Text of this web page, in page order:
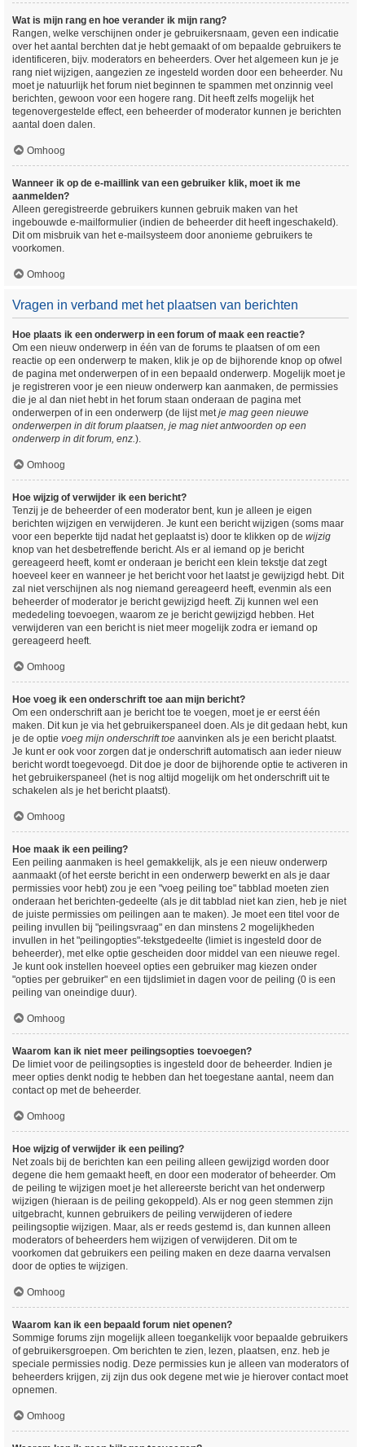
Wat is mijn rang en hoe verander ik mijn rang?
Rangen, welke verschijnen onder je gebruikersnaam, geven een indicatie
over het aantal berchten dat je hebt gemaakt of om bepaalde gebruikers te
identificeren, bijv. moderators en beheerders. Over het algemeen kun je je
rang niet wijzigen, aangezien ze ingesteld worden door een beheerder. Nu
moet je natuurlijk het forum niet beginnen te spammen met onzinnig veel
berichten, gewoon voor een hogere rang. Dit heeft zelfs mogelijk het
tegenovergestelde effect, een beheerder of moderator kunnen je berichten
aantal doen dalen.
Omhoog
Wanneer ik op de e-maillink van een gebruiker klik, moet ik me
aanmelden?
Alleen geregistreerde gebruikers kunnen gebruik maken van het
ingebouwde e-mailformulier (indien de beheerder dit heeft ingeschakeld).
Dit om misbruik van het e-mailsysteem door anonieme gebruikers te
voorkomen.
Omhoog
Vragen in verband met het plaatsen van berichten
Hoe plaats ik een onderwerp in een forum of maak een reactie?
Om een nieuw onderwerp in één van de forums te plaatsen of om een
reactie op een onderwerp te maken, klik je op de bijhorende knop op ofwel
de pagina met onderwerpen of in een bepaald onderwerp. Mogelijk moet je
je registreren voor je een nieuw onderwerp kan aanmaken, de permissies
die je al dan niet hebt in het forum staan onderaan de pagina met
onderwerpen of in een onderwerp (de lijst metje mag geen nieuwe
onderwerpen in dit forum plaatsen, je mag niet antwoorden op een
onderwerp in dit forum, enz.).
Omhoog
Hoe wijzig of verwijder ik een bericht?
Tenzij je de beheerder of een moderator bent, kun je alleen je eigen
berichten wijzigen en verwijderen. Je kunt een bericht wijzigen (soms maar
voor een beperkte tijd nadat het geplaatst is) door te klikken op de wijzig
knop van het desbetreffende bericht. Als er al iemand op je bericht
gereageerd heeft, komt er onderaan je bericht een klein tekstje dat zegt
hoeveel keer en wanneer je het bericht voor het laatst je gewijzigd hebt. Dit
zal niet verschijnen als nog niemand gereageerd heeft, evenmin als een
beheerder of moderator je bericht gewijzigd heeft. Zij kunnen wel een
mededeling toevoegen, waarom ze je bericht gewijzigd hebben. Het
verwijderen van een bericht is niet meer mogelijk zodra er iemand op
gereageerd heeft.
Omhoog
Hoe voeg ik een onderschrift toe aan mijn bericht?
Om een onderschrift aan je bericht toe te voegen, moet je er eerst één
maken. Dit kun je via het gebruikerspaneel doen. Als je dit gedaan hebt, kun
je de optie voeg mijn onderschrift toe aanvinken als je een bericht plaatst.
Je kunt er ook voor zorgen dat je onderschrift automatisch aan ieder nieuw
bericht wordt toegevoegd. Dit doe je door de bijhorende optie te activeren in
het gebruikerspaneel (het is nog altijd mogelijk om het onderschrift uit te
schakelen als je het bericht plaatst).
Omhoog
Hoe maak ik een peiling?
Een peiling aanmaken is heel gemakkelijk, als je een nieuw onderwerp
aanmaakt (of het eerste bericht in een onderwerp bewerkt en als je daar
permissies voor hebt) zou je een "voeg peiling toe" tabblad moeten zien
onderaan het berichten-gedeelte (als je dit tabblad niet kan zien, heb je niet
de juiste permissies om peilingen aan te maken). Je moet een titel voor de
peiling invullen bij "peilingsvraag" en dan minstens 2 mogelijkheden
invullen in het "peilingopties"-tekstgedeelte (limiet is ingesteld door de
beheerder), met elke optie gescheiden door middel van een nieuwe regel.
Je kunt ook instellen hoeveel opties een gebruiker mag kiezen onder
"opties per gebruiker" en een tijdslimiet in dagen voor de peiling (0 is een
peiling van oneindige duur).
Omhoog
Waarom kan ik niet meer peilingsopties toevoegen?
De limiet voor de peilingsopties is ingesteld door de beheerder. Indien je
meer opties denkt nodig te hebben dan het toegestane aantal, neem dan
contact op met de beheerder.
Omhoog
Hoe wijzig of verwijder ik een peiling?
Net zoals bij de berichten kan een peiling alleen gewijzigd worden door
degene die hem gemaakt heeft, en door een moderator of beheerder. Om
de peiling te wijzigen moet je het allereerste bericht van het onderwerp
wijzigen (hieraan is de peiling gekoppeld). Als er nog geen stemmen zijn
uitgebracht, kunnen gebruikers de peiling verwijderen of iedere
peilingsoptie wijzigen. Maar, als er reeds gestemd is, dan kunnen alleen
moderators of beheerders hem wijzigen of verwijderen. Dit om te
voorkomen dat gebruikers een peiling maken en deze daarna vervalsen
door de opties te wijzigen.
Omhoog
Waarom kan ik een bepaald forum niet openen?
Sommige forums zijn mogelijk alleen toegankelijk voor bepaalde gebruikers
of gebruikersgroepen. Om berichten te zien, lezen, plaatsen, enz. heb je
speciale permissies nodig. Deze permissies kun je alleen van moderators of
beheerders krijgen, zij zijn dus ook degene met wie je hierover contact moet
opnemen.
Omhoog